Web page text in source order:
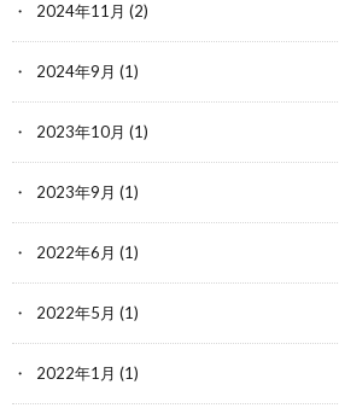
2024年11月 (2)
2024年9月 (1)
2023年10月 (1)
2023年9月 (1)
2022年6月 (1)
2022年5月 (1)
2022年1月 (1)